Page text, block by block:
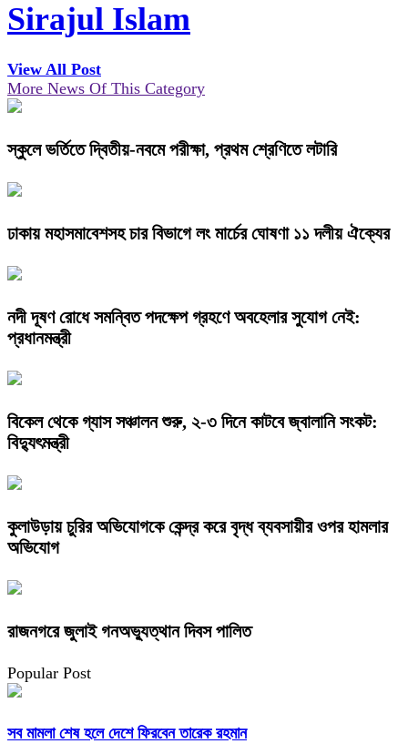
Sirajul Islam
View All Post
More News Of This Category
স্কুলে ভর্তিতে দ্বিতীয়-নবমে পরীক্ষা, প্রথম শ্রেণিতে লটারি
ঢাকায় মহাসমাবেশসহ চার বিভাগে লং মার্চের ঘোষণা ১১ দলীয় ঐক্যের
নদী দূষণ রোধে সমন্বিত পদক্ষেপ গ্রহণে অবহেলার সুযোগ নেই:
প্রধানমন্ত্রী
বিকেল থেকে গ্যাস সঞ্চালন শুরু, ২-৩ দিনে কাটবে জ্বালানি সংকট:
বিদ্যুৎমন্ত্রী
কুলাউড়ায় চুরির অভিযোগকে কেন্দ্র করে বৃদ্ধ ব্যবসায়ীর ওপর হামলার
অভিযোগ
রাজনগরে জুলাই গনঅভ্যুত্থান দিবস পালিত
Popular Post
সব মামলা শেষ হলে দেশে ফিরবেন তারেক রহমান